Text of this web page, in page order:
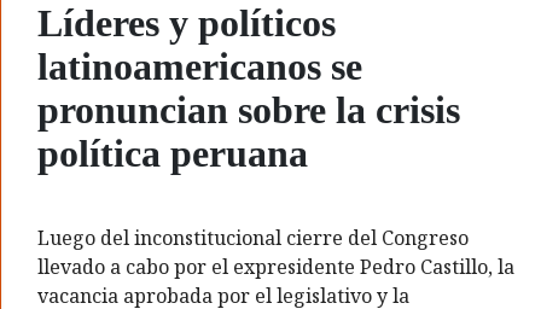
Líderes y políticos
latinoamericanos se
pronuncian sobre la crisis
política peruana
Luego del inconstitucional cierre del Congreso
llevado a cabo por el expresidente Pedro Castillo, la
vacancia aprobada por el legislativo y la